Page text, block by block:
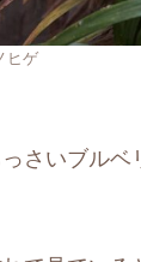
ヒゲ
さいブルベ